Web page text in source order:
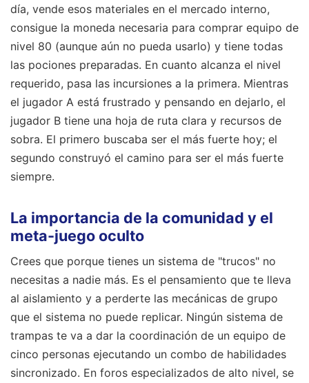
día, vende esos materiales en el mercado interno,
consigue la moneda necesaria para comprar equipo de
nivel 80 (aunque aún no pueda usarlo) y tiene todas
las pociones preparadas. En cuanto alcanza el nivel
requerido, pasa las incursiones a la primera. Mientras
el jugador A está frustrado y pensando en dejarlo, el
jugador B tiene una hoja de ruta clara y recursos de
sobra. El primero buscaba ser el más fuerte hoy; el
segundo construyó el camino para ser el más fuerte
siempre.
La importancia de la comunidad y el
meta-juego oculto
Crees que porque tienes un sistema de "trucos" no
necesitas a nadie más. Es el pensamiento que te lleva
al aislamiento y a perderte las mecánicas de grupo
que el sistema no puede replicar. Ningún sistema de
trampas te va a dar la coordinación de un equipo de
cinco personas ejecutando un combo de habilidades
sincronizado. En foros especializados de alto nivel, se